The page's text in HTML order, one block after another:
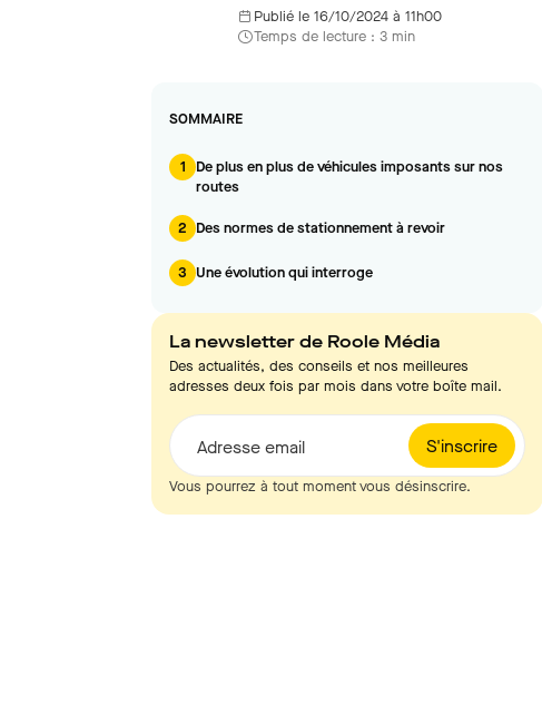
Publié le 16/10/2024 à 11h00
Temps de lecture : 3 min
SOMMAIRE
1
De plus en plus de véhicules imposants sur nos
routes
2 Des normes de stationnement à revoir
3 Une évolution qui interroge
La newsletter de Roole Média
Des actualités, des conseils et nos meilleures
adresses deux fois par mois dans votre boîte mail.
S'inscrire
Adresse email
Vous pourrez à tout moment vous désinscrire.